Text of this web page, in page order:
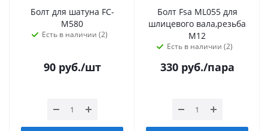
Болт для шатуна FC-
M580
Есть в наличии (2)
90руб./шт
Болт Fsa ML055 для
шлицевого вала,резьба
М12
Есть в наличии (2)
330руб./пара